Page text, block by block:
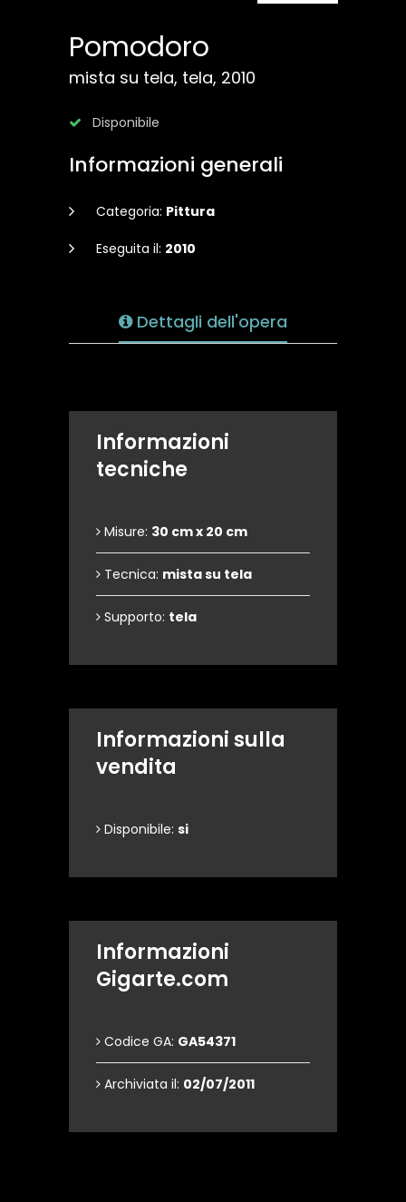
Pomodoro
mista su tela, tela, 2010
Disponibile
Informazioni generali
Categoria: Pittura
Eseguita il: 2010
Dettagli dell'opera
Informazioni
tecniche
Misure: 30 cm x 20 cm
Tecnica: mista su tela
Supporto: tela
Informazioni sulla
vendita
Disponibile: si
Informazioni
Gigarte.com
Codice GA: GA54371
Archiviata il: 02/07/2011